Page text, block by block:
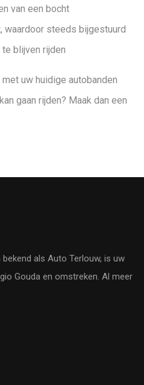
van een bocht
waardoor steeds bijgestuurd
blijven rijden
uw huidige autobanden
gaan rijden? Maak dan een
als Auto Terlouw, is uw
Gouda en omstreken. Al meer